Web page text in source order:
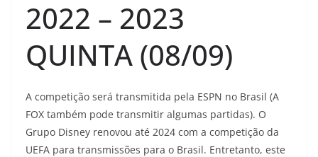
2022 – 2023
QUINTA (08/09)
A competição será transmitida pela ESPN no Brasil (A
FOX também pode transmitir algumas partidas). O
Grupo Disney renovou até 2024 com a competição da
UEFA para transmissões para o Brasil. Entretanto, este